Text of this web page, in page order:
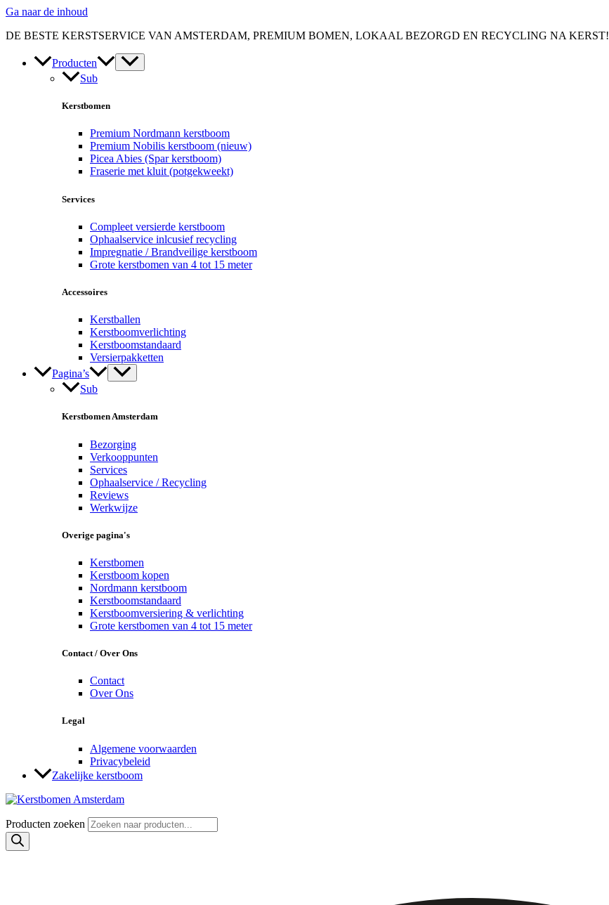
Ga naar de inhoud
DE BESTE KERSTSERVICE VAN AMSTERDAM, PREMIUM BOMEN, LOKAAL BEZORGD EN RECYCLING NA KERST!
Producten
Sub
Kerstbomen
Premium Nordmann kerstboom
Premium Nobilis kerstboom (nieuw)
Picea Abies (Spar kerstboom)
Fraserie met kluit (potgekweekt)
Services
Compleet versierde kerstboom
Ophaalservice inlcusief recycling
Impregnatie / Brandveilige kerstboom
Grote kerstbomen van 4 tot 15 meter
Accessoires
Kerstballen
Kerstboomverlichting
Kerstboomstandaard
Versierpakketten
Pagina’s
Sub
Kerstbomen Amsterdam
Bezorging
Verkooppunten
Services
Ophaalservice / Recycling
Reviews
Werkwijze
Overige pagina's
Kerstbomen
Kerstboom kopen
Nordmann kerstboom
Kerstboomstandaard
Kerstboomversiering & verlichting
Grote kerstbomen van 4 tot 15 meter
Contact / Over Ons
Contact
Over Ons
Legal
Algemene voorwaarden
Privacybeleid
Zakelijke kerstboom
Producten zoeken